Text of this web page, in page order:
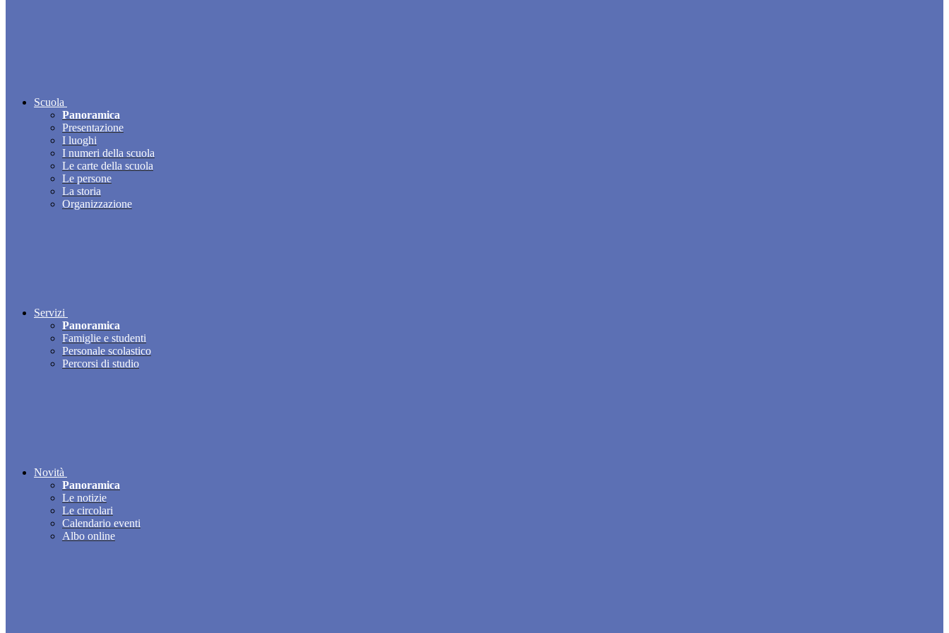
Scuola
Panoramica
Presentazione
I luoghi
I numeri della scuola
Le carte della scuola
Le persone
La storia
Organizzazione
Servizi
Panoramica
Famiglie e studenti
Personale scolastico
Percorsi di studio
Novità
Panoramica
Le notizie
Le circolari
Calendario eventi
Albo online